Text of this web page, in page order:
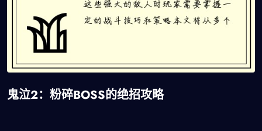
鬼泣2：粉碎BOSS的绝招攻略